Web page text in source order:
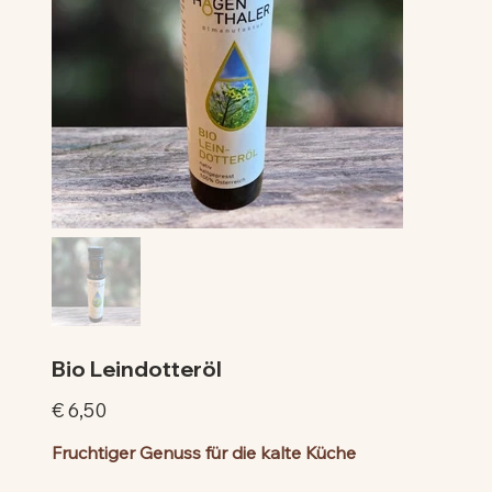
Bio Leindotteröl
Preis
€ 6,50
Fruchtiger Genuss für die kalte Küche